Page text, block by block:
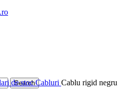
Search
de stocCabluri Cablu rigid negru